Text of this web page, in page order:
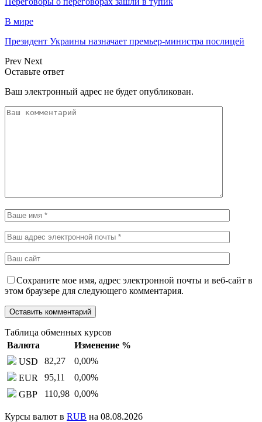
В мире
Президент Украины назначает премьер-министра послицей
Prev Next
Оставьте ответ
Ваш электронный адрес не будет опубликован.
Сохраните мое имя, адрес электронной почты и веб-сайт в
этом браузере для следующего комментария.
Таблица обменных курсов
Валюта
Изменение %
USD
82,27 0,00%
EUR
95,11 0,00%
GBP
110,98 0,00%
Курсы валют в RUB на 08.08.2026